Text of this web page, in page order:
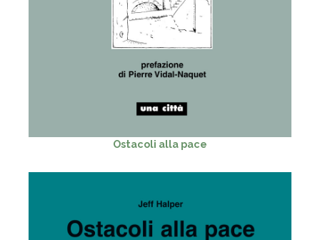
Ostacoli alla pace